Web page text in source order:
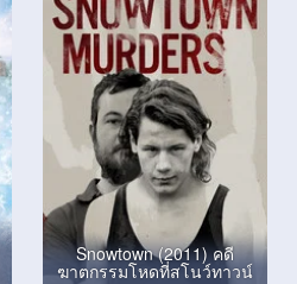
Snowtown (2011) คดี
ฆาตกรรมโหดที่สโนว์ทาวน์